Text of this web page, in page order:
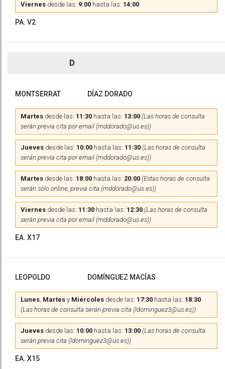
Viernes desde las: 9:00 hasta las: 14:00
PA. V2
D
MONTSERRAT DÍAZ DORADO
Martes desde las: 11:30 hasta las: 13:00 (Las horas de consulta
serán previa cita por email (mddorado@us.es))
Jueves desde las: 10:00 hasta las: 11:30 (Las horas de consulta
serán previa cita por email (mddorado@us.es))
Martes desde las: 18:00 hasta las: 20:00 (Estas horas de consulta
serán sólo online, previa cita (mddorado@us.es))
Viernes desde las: 11:30 hasta las: 12:30 (Las horas de consulta
serán previa cita por email (mddorado@us.es))
EA. X17
LEOPOLDO DOMÍNGUEZ MACÍAS
Lunes, Martes y Miércoles desde las: 17:30 hasta las: 18:30
(Las horas de consulta serán previa cita (ldominguez3@us.es))
Jueves desde las: 10:00 hasta las: 13:00 (Las horas de consulta
serán previa cita (ldominguez3@us.es))
EA. X15